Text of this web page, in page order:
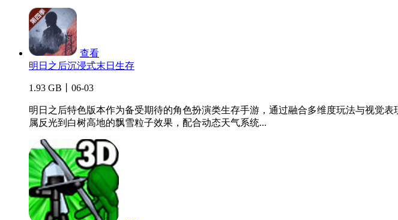
查看
明日之后沉浸式末日生存
1.93 GB丨06-03
明日之后特色版本作为备受期待的角色扮演类生存手游，通过融合多维度玩法与视觉
属反光到白树高地的飘雪粒子效果，配合动态天气系统...